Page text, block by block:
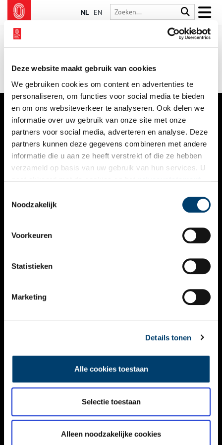
Deze website maakt gebruik van cookies
We gebruiken cookies om content en advertenties te
personaliseren, om functies voor social media te bieden
en om ons websiteverkeer te analyseren. Ook delen we
informatie over uw gebruik van onze site met onze
partners voor social media, adverteren en analyse. Deze
partners kunnen deze gegevens combineren met andere
informatie die u aan ze heeft verstrekt of die ze hebben
verzameld op basis van uw gebruik van hun services. U
Noodzakelijk
Voorkeuren
Statistieken
Marketing
Details tonen
Alle cookies toestaan
Selectie toestaan
Alleen noodzakelijke cookies
NL EN
VERHALEN
NIEUWS
KALENDER
ACTIVITEITEN
NIEUWSBRIEF
DISCLAIMER
TOEGANKELIJKHEID
Volg ONH op social media